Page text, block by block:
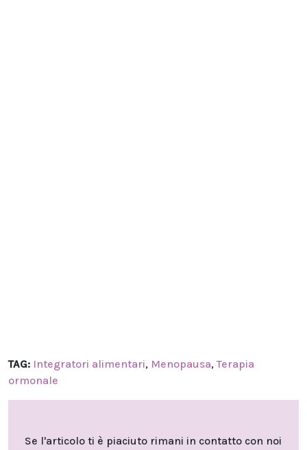
TAG: Integratori alimentari, Menopausa,Terapia
ormonale
Se l'articolo ti è piaciuto rimani in contatto con noi